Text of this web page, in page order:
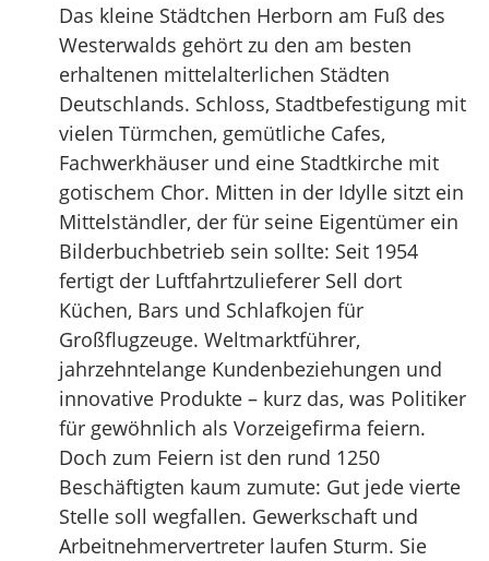
Das kleine Städtchen Herborn am Fuß des
Westerwalds gehört zu den am besten
erhaltenen mittelalterlichen Städten
Deutschlands. Schloss, Stadtbefestigung mit
vielen Türmchen, gemütliche Cafes,
Fachwerkhäuser und eine Stadtkirche mit
gotischem Chor. Mitten in der Idylle sitzt ein
Mittelständler, der für seine Eigentümer ein
Bilderbuchbetrieb sein sollte: Seit 1954
fertigt der Luftfahrtzulieferer Sell dort
Küchen, Bars und Schlafkojen für
Großflugzeuge. Weltmarktführer,
jahrzehntelange Kundenbeziehungen und
innovative Produkte – kurz das, was Politiker
für gewöhnlich als Vorzeigefirma feiern.
Doch zum Feiern ist den rund 1250
Beschäftigten kaum zumute: Gut jede vierte
Stelle soll wegfallen. Gewerkschaft und
Arbeitnehmervertreter laufen Sturm. Sie